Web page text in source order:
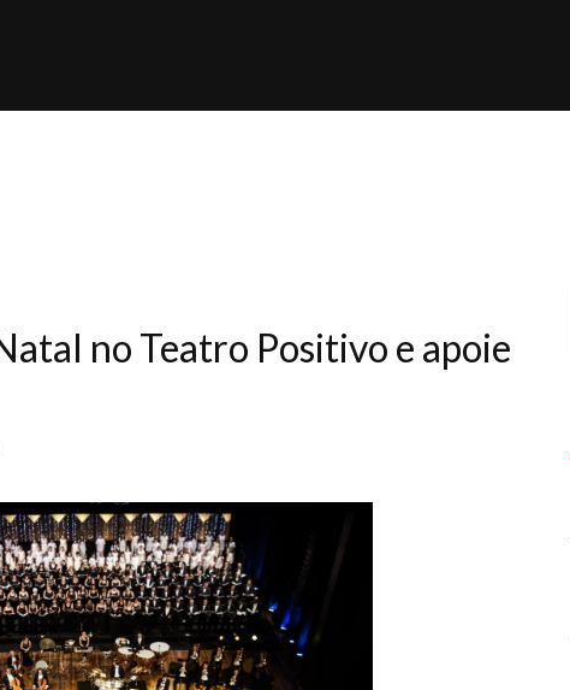
no Teatro Positivo e apoie